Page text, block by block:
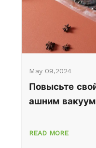
May 09,2024
Повысьте
ашним
READ MORE